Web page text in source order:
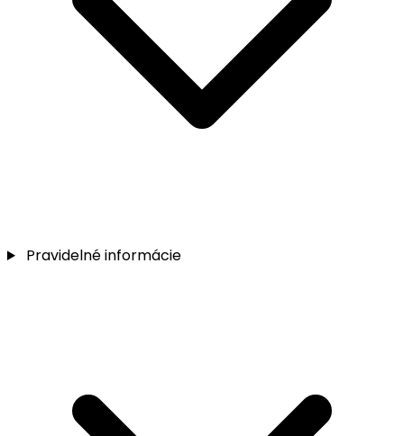
Pravidelné informácie